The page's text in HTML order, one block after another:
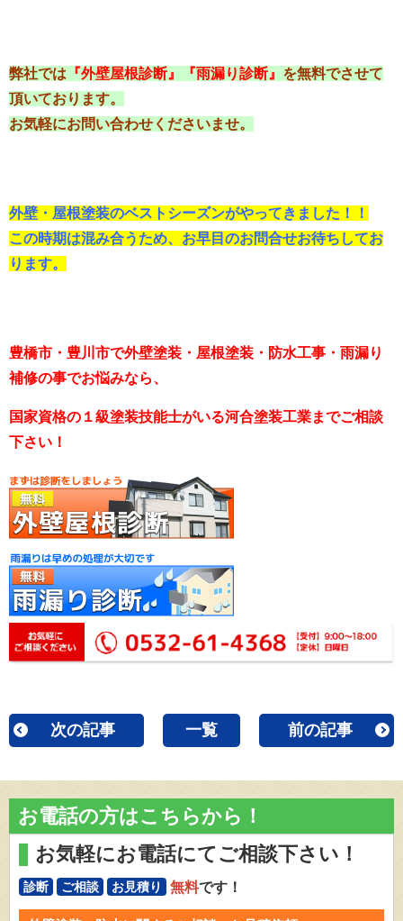
弊社では 『外壁屋根診断』『雨漏り診断』 を無料でさせて
頂いております。
お気軽にお問い合わせくださいませ。
外壁・屋根塗装のベストシーズンがやってきました！！
この時期は混み合うため、お早目のお問合せお待ちしてお
ります。
豊橋市・豊川市で外壁塗装・屋根塗装・防水工事・雨漏り
補修の事でお悩みなら、
国家資格の１級塗装技能士がいる河合塗装工業までご相談
下さい！
次の記事 一覧 前の記事
お電話の方はこちらから！
お気軽にお電話にてご相談下さい！
診断 ご相談 お見積り 無料です！